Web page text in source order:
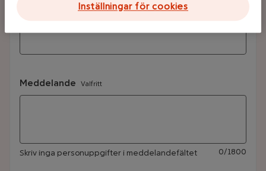
Meddelande Valfritt
Skriv inga personuppgifter i meddelandefältet 0/1800
Inställningar för cookies